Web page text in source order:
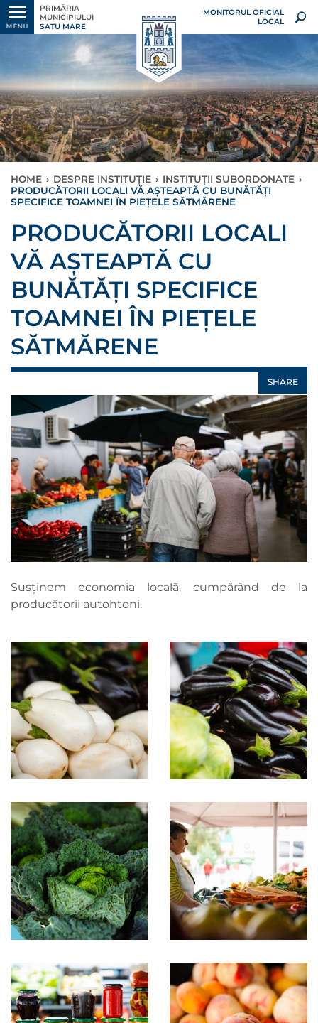
MENU
PRIMĂRIA
MUNICIPIULUI
SATU MARE
MONITORUL OFICIAL
LOCAL
HOME › DESPRE INSTITUȚIE › INSTITUȚII SUBORDONATE ›
PRODUCĂTORII LOCALI VĂ AȘTEAPTĂ CU BUNĂTĂȚI
SPECIFICE TOAMNEI ÎN PIEȚELE SĂTMĂRENE
PRODUCĂTORII LOCALI
VĂ AȘTEAPTĂ CU
BUNĂTĂȚI SPECIFICE
TOAMNEI ÎN PIEȚELE
SĂTMĂRENE
SHARE
Susținem economia locală, cumpărând de la
producătorii autohtoni.